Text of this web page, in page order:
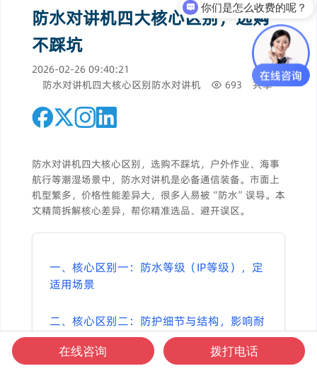
防水对讲机四大核心区别，选购
不踩坑
2026-02-26 09:40:21
防水对讲机四大核心区别防水对讲机 693 共享
防水对讲机四大核心区别，选购不踩坑，户外作业、海事
航行等潮湿场景中，防水对讲机是必备通信装备。市面上
机型繁多，价格性能差异大，很多人易被“防水”误导。本
文精简拆解核心差异，帮你精准选品、避开误区。
一、核心区别一：防水等级（IP等级），定
适用场景
二、核心区别二：防护细节与结构，影响耐
用性
你们是怎么收费的呢？
在线咨询 拨打电话